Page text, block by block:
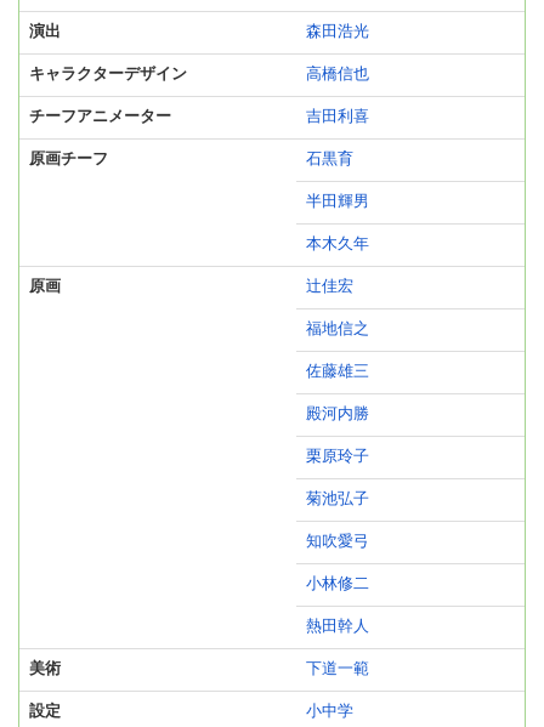
演出 森田浩光
キャラクターデザイン 高橋信也
チーフアニメーター 吉田利喜
原画チーフ 石黒育
半田輝男
本木久年
原画 辻佳宏
福地信之
佐藤雄三
殿河内勝
栗原玲子
菊池弘子
知吹愛弓
小林修二
熱田幹人
美術 下道一範
設定 小中学